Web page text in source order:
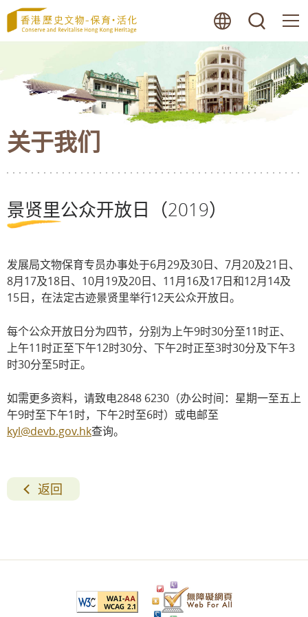
至
内
容
始
关于我们
景贤里公众开放日（2019）
发展局文物保育专员办事处于6月29及30日、7月20及21日、
8月17及18日、10月19及20日、11月16及17日和12月14及
15日，在法定古迹景贤里举行12天公众开放日。
每个公众开放日分为四节，分别为上午9时30分至11时正、
上午11时正至下午12时30分、下午2时正至3时30分及下午3
时30分至5时正。
如需更多资料，请致电2848 6230（办公时间：星期一至五上
午9时至下午1时，下午2时至6时）或电邮至
kyl@devb.gov.hk查询。
返回